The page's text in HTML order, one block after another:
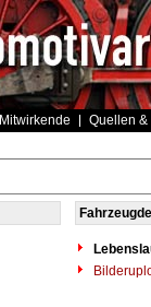
Mitwirkende Quellen &